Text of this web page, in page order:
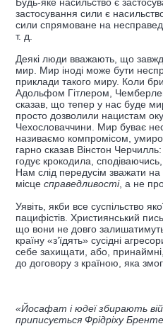
застосування сили є
сили спрямоване на
т. д.
Деякі люди вважають, що
мир. Мир іноді може бути
приклади такого миру. Коли
Адольфом Гітлером,
сказав, що тепер у нас буде
просто дозволили нацистам
Чехословаччини. Мир буває
називаємо компромісом,
гарно сказав Вінстон
годує крокодила,
Нам слід передусім зважати
місце справедливості, а не
Уявіть, якби все суспільство
пацифістів. Християнський
що вони не довго
країну «з’їдять» сусідні
себе захищати, або,
до договору з країною, яка
«Йосафат і юдеї збирають
приписується Фрідріху